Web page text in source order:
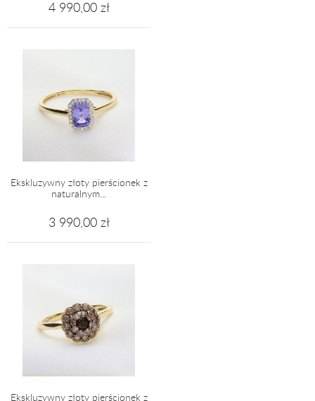
4 990,00 zł
Ekskluzywny złoty pierścionek z
naturalnym...
3 990,00 zł
Ekskluzywny złoty pierścionek z